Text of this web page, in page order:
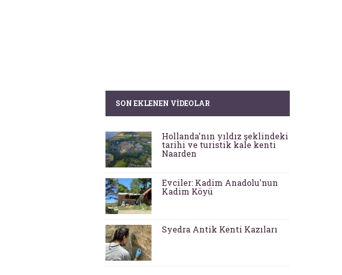
SON EKLENEN VIDEOLAR
Hollanda'nın yıldız şeklindeki
tarihi ve turistik kale kenti
Naarden
Evciler: Kadim Anadolu'nun
Kadim Köyü
Syedra Antik Kenti Kazıları